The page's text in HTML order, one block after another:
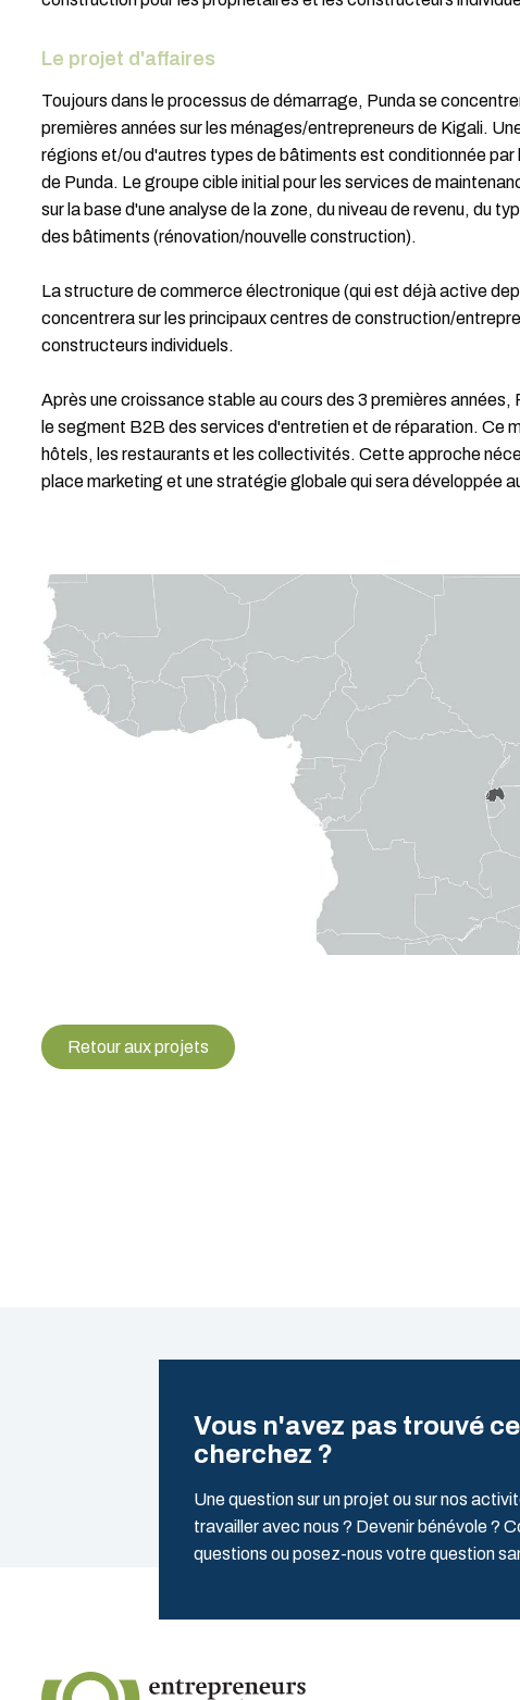
Le projet d'affaires
Toujours dans le processus de démarrage, Punda se
premières années sur les ménages/entrepreneurs de Kigali.
régions et/ou d'autres types de bâtiments est conditionnée par
de Punda. Le groupe cible initial pour les services de
sur la base d'une analyse de la zone, du niveau de revenu, du
des bâtiments (rénovation/nouvelle construction).
La structure de commerce électronique (qui est déjà active
concentrera sur les principaux centres de construction/
constructeurs individuels.
Après une croissance stable au cours des 3 premières années,
le segment B2B des services d'entretien et de réparation. Ce
hôtels, les restaurants et les collectivités. Cette approche
place marketing et une stratégie globale qui sera développée
Retour aux projets
Vous n'avez pas trouvé
cherchez ?
Une question sur un projet ou sur nos
travailler avec nous ? Devenir bénévole ?
questions ou posez-nous votre question